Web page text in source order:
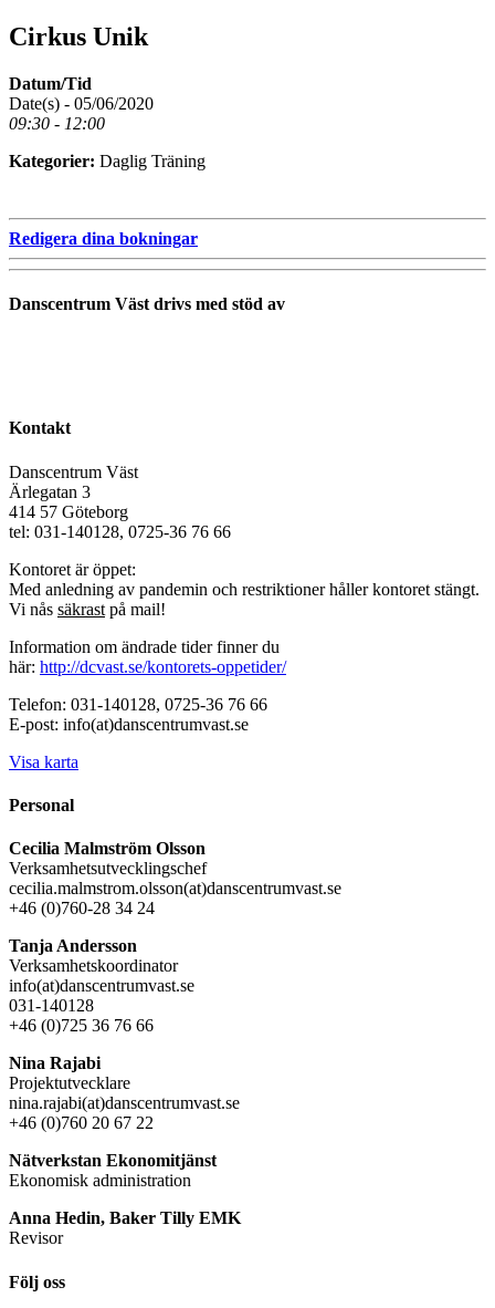
Cirkus Unik
Datum/Tid
Date(s) - 05/06/2020
09:30 - 12:00
Kategorier: Daglig Träning
Redigera dina bokningar
Danscentrum Väst drivs med stöd av
Kontakt
Danscentrum Väst
Ärlegatan 3
414 57 Göteborg
tel: 031-140128, 0725-36 76 66
Kontoret är öppet:
Med anledning av pandemin och restriktioner håller kontoret stängt.
Vi nås säkrast på mail!
Information om ändrade tider finner du
här: http://dcvast.se/kontorets-oppetider/
Telefon: 031-140128, 0725-36 76 66
E-post: info(at)danscentrumvast.se
Visa karta
Personal
Cecilia Malmström Olsson
Verksamhetsutvecklingschef
cecilia.malmstrom.olsson(at)danscentrumvast.se
+46 (0)760-28 34 24
Tanja Andersson
Verksamhetskoordinator
info(at)danscentrumvast.se
031-140128
+46 (0)725 36 76 66
Nina Rajabi
Projektutvecklare
nina.rajabi(at)danscentrumvast.se
+46 (0)760 20 67 22
Nätverkstan Ekonomitjänst
Ekonomisk administration
Anna Hedin, Baker Tilly EMK
Revisor
Följ oss